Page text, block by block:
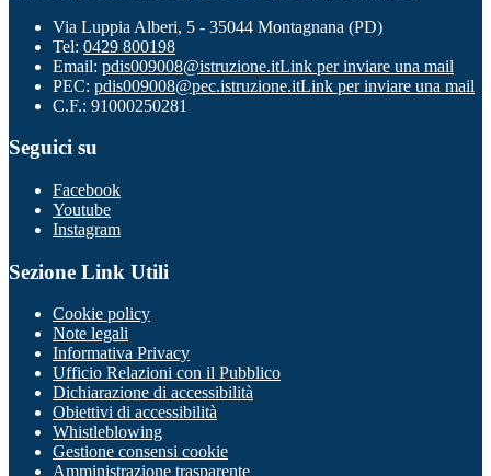
Via Luppia Alberi, 5 - 35044 Montagnana (PD)
Tel: 0429 800198
Email: pdis009008@istruzione.itLink per inviare una mail
PEC: pdis009008@pec.istruzione.itLink per inviare una mail
C.F.: 91000250281
Seguici su
Facebook
Youtube
Instagram
Sezione Link Utili
Cookie policy
Note legali
Informativa Privacy
Ufficio Relazioni con il Pubblico
Dichiarazione di accessibilità
Obiettivi di accessibilità
Whistleblowing
Gestione consensi cookie
Amministrazione trasparente